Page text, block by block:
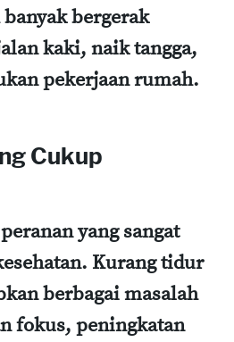
bergerak
kaki, naik tangga,
pekerjaan rumah.
Cukup
yang sangat
Kurang tidur
berbagai masalah
fokus, peningkatan